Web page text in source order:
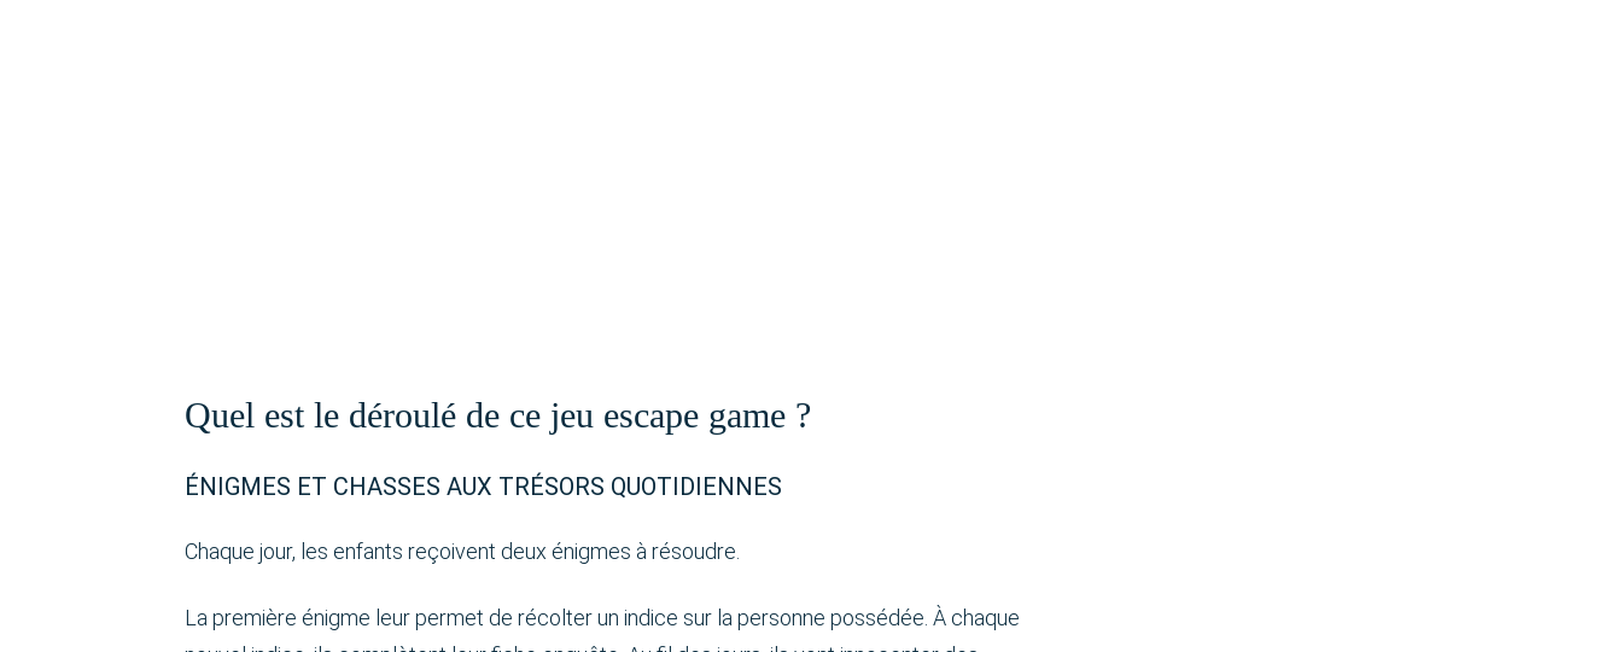
Quel est le déroulé de ce jeu escape game ?
ÉNIGMES ET CHASSES AUX TRÉSORS QUOTIDIENNES
Chaque jour, les enfants reçoivent deux énigmes à résoudre.
La première énigme leur permet de récolter un indice sur la personne possédée. À chaque